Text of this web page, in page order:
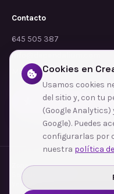
Contacto
645 505 387
info@dependalium.com
Mataró (Barcelona)
Déjanos tu reseña
Zonas de cobertura·Barcelona·
Sabadell
Ver todas las zonas →
Cookies en
Usamos cookies
del sitio y, con tu
(Google Analytics)
Google). Puedes
configurarlas por
nuestra política